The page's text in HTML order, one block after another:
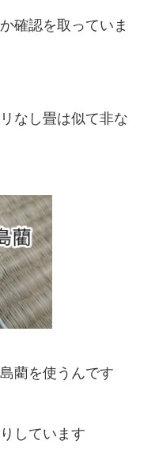
確認を取っていま
なし畳は似て非な
藺を使うんです
しています